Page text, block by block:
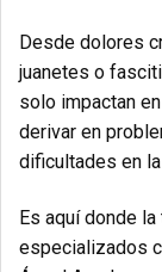
Desde dolores
juanetes o
solo impactan
derivar en
dificultades en la
Es aquí donde
especializados